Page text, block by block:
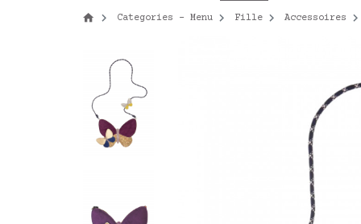
Categories - Menu Fille Accessoires